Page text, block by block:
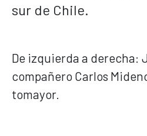
sur de Chile.
De izquierda a derecha:
compañero Carlos
tomayor.